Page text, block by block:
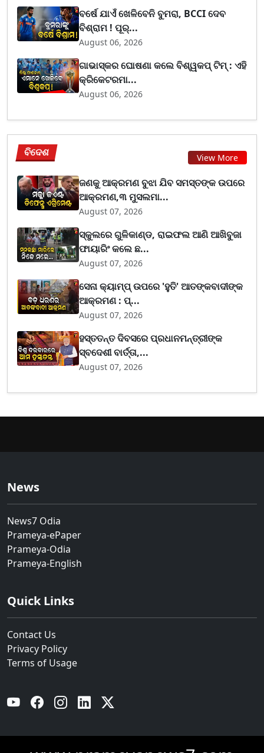
ବର୍ଷେ ଯାଏଁ ଖେଳିବେନି ବୁମରା, BCCI ଦେବ
ବିଶ୍ରାମ ! ପୂର୍...
August 06, 2026
ଗାଭାସ୍କର ଘୋଷଣା କଲେ ବିଶ୍ୱକପ୍ ଟିମ୍ : ଏହି
କ୍ରିକେଟରମା...
August 06, 2026
ବିଦେଶ View More
ଜଣକୁ ଆକ୍ରମଣ ବୁଝା ଯିବ ସମସ୍ତଙ୍କ ଉପରେ
ଆକ୍ରମଣ,୩ ମୁସଲମା...
August 07, 2026
ସ୍କୁଲରେ ଗୁଳିକାଣ୍ଡ, ରାଇଫଲ ଆଣି ଆଖିବୁଜା
ଫାୟାରିଂ କଲେ ଛ...
August 07, 2026
ସେନା କ୍ୟାମ୍ପ୍ ଉପରେ 'ହୁତି' ଆତଙ୍କବାଦୀଙ୍କ
ଆକ୍ରମଣ : ପ୍...
August 07, 2026
ହସ୍ତତନ୍ତ ଦିବସରେ ପ୍ରଧାନମନ୍ତ୍ରୀଙ୍କ
ସ୍ବଦେଶୀ ବାର୍ତ୍ତା,...
August 07, 2026
News
News7 Odia
Prameya-ePaper
Prameya-Odia
Prameya-English
Quick Links
Contact Us
Privacy Policy
Terms of Usage
YouTube Facebook Instagram Linkedin